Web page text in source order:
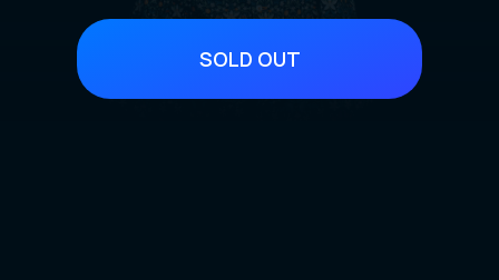
SOLD OUT